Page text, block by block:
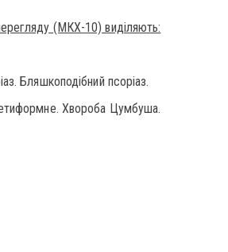
(МКХ-10) виділяють:
Бляшкоподібний псоріаз.
Хвороба Цумбуша.